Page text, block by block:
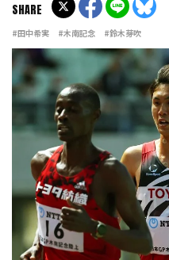
#田中希実 #木南記念 #鈴木芽吹
SHARE